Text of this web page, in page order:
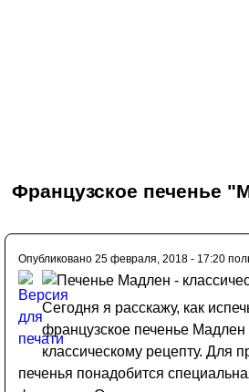
Французское печенье
Опубликовано 25 февраля, 2018 - 17:20
Сегодня я расскажу, как
французское печенье
классическому рецепту. Для
печенья понадобится